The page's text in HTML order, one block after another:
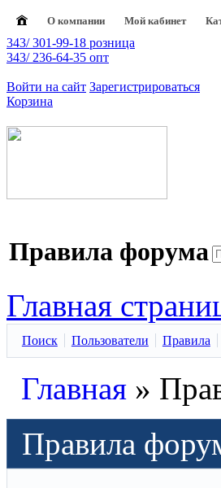
О компании Мой кабинет
343/ 301-99-18 розница
343/ 236-64-35 опт
Войти на сайт Зарегистрироваться
Корзина
Правила форума
Главная
Поиск Пользователи Правила
Главная »
Правила